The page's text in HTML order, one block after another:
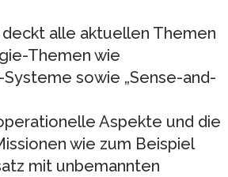
alle aktuellen Themen
Themen wie
sowie „Sense-and-
Aspekte und die
wie zum Beispiel
mit unbemannten